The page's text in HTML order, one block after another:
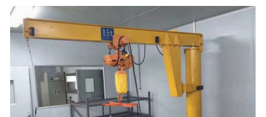
- 湖北BZQ-B后置葫芦
湖北BZQ-C中置葫芦